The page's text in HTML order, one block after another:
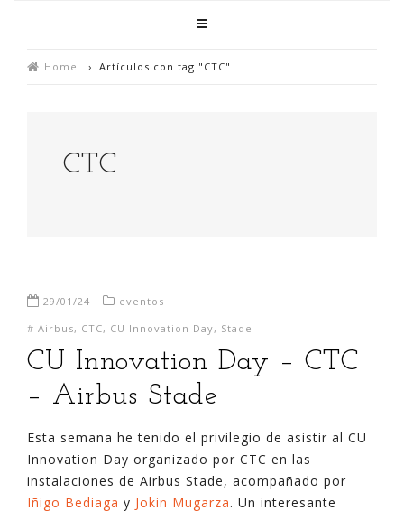
Home › Artículos con tag "CTC"
CTC
29/01/24
eventos
# Airbus, CTC, CU Innovation Day, Stade
CU Innovation Day – CTC
– Airbus Stade
Esta semana he tenido el privilegio de asistir al CU
Innovation Day organizado por CTC en las
instalaciones de Airbus Stade, acompañado por
Iñigo Bediaga y Jokin Mugarza. Un interesante